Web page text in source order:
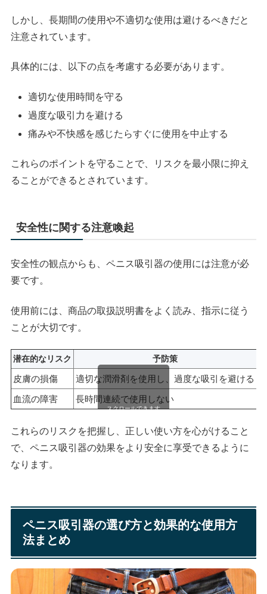
しかし、長期間の使用や不適切な使用は避けるべきだと
注意されています。
具体的には、以下の点を考慮する必要があります。
適切な使用時間を守る
過度な吸引力を避ける
痛みや不快感を感じたらすぐに使用を中止する
これらのポイントを守ることで、リスクを最小限に抑え
ることができるとされています。
安全性に関する注意喚起
安全性の観点からも、ペニス吸引器の使用には注意が必
要です。
使用前には、商品の取扱説明書をよく読み、指示に従う
ことが大切です。
潜在的なリスク 予防策
皮膚の損傷
適切な潤滑剤を使用し、過度な吸引を避ける
血流の障害
長時間連続で使用しない
スクロールできます
これらのリスクを把握し、正しい使い方を心がけること
で、ペニス吸引器の効果をより安全に享受できるように
なります。
ペニス吸引器の選び方と効果的な使用方
法まとめ